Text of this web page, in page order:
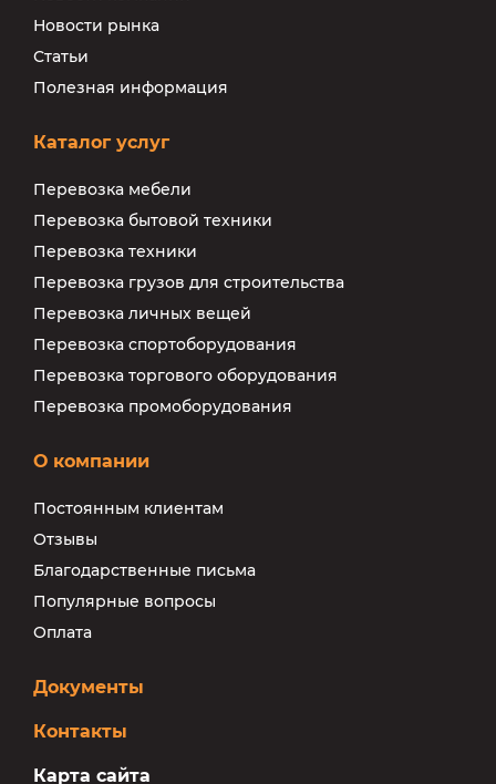
Новости рынка
Статьи
Полезная информация
Каталог услуг
Перевозка мебели
Перевозка бытовой техники
Перевозка техники
Перевозка грузов для строительства
Перевозка личных вещей
Перевозка спортоборудования
Перевозка торгового оборудования
Перевозка промоборудования
О компании
Постоянным клиентам
Отзывы
Благодарственные письма
Популярные вопросы
Оплата
Документы
Контакты
Карта сайта